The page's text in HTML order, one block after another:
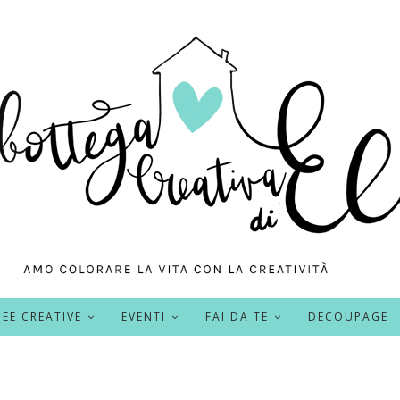
CREATIVE EVENTI FAI DA TE DECOUPAGE